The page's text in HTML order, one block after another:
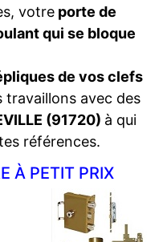
votre porte de
qui se bloque
de vos clefs
avec des
(91720) à qui
références.
À PETIT PRIX